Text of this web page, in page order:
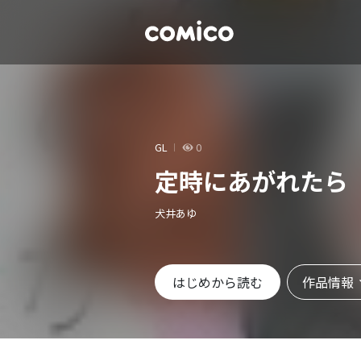
GL 0
定時にあがれたら
犬井あゆ
はじめから読む 作品情報